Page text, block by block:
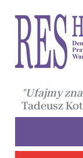
"Ufajmy
Tadeusz